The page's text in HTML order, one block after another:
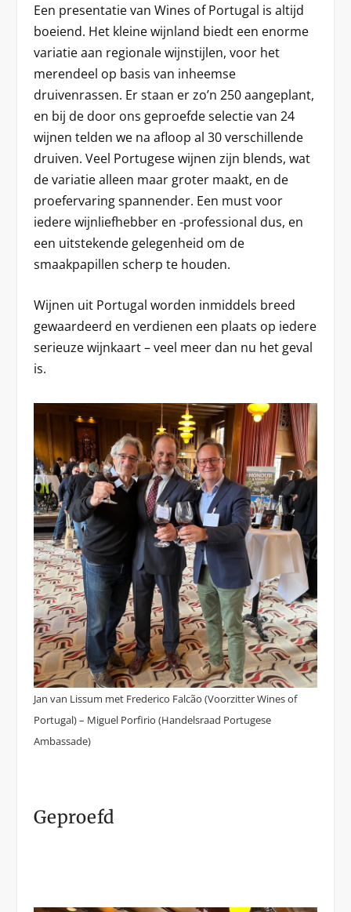
Een presentatie van Wines of Portugal is altijd
boeiend. Het kleine wijnland biedt een enorme
variatie aan regionale wijnstijlen, voor het
merendeel op basis van inheemse
druivenrassen. Er staan er zo’n 250 aangeplant,
en bij de door ons geproefde selectie van 24
wijnen telden we na afloop al 30 verschillende
druiven. Veel Portugese wijnen zijn blends, wat
de variatie alleen maar groter maakt, en de
proefervaring spannender. Een must voor
iedere wijnliefhebber en -professional dus, en
een uitstekende gelegenheid om de
smaakpapillen scherp te houden.
Wijnen uit Portugal worden inmiddels breed
gewaardeerd en verdienen een plaats op iedere
serieuze wijnkaart – veel meer dan nu het geval
is.
Jan van Lissum met Frederico Falcão (Voorzitter Wines of
Portugal) – Miguel Porfirio (Handelsraad Portugese
Ambassade)
Geproefd